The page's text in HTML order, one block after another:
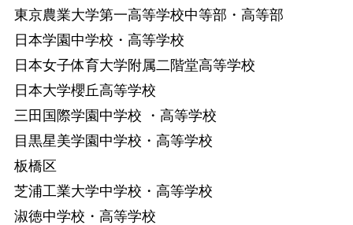
東京農業大学第一高等学校中等部・高等部
日本学園中学校・高等学校
日本女子体育大学附属二階堂高等学校
日本大学櫻丘高等学校
三田国際学園中学校 ・高等学校
目黒星美学園中学校・高等学校
板橋区
芝浦工業大学中学校・高等学校
淑徳中学校・高等学校